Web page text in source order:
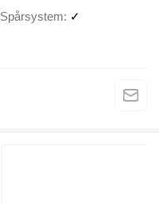
Spårsystem ✓